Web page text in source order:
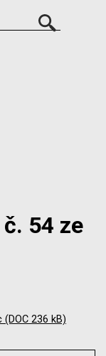
54 ze
236 kB)